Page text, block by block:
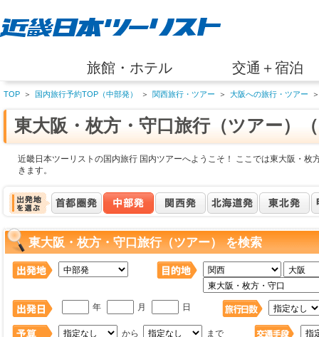
旅館・ホテル 交通＋宿泊
TOP ＞ 国内旅行予約TOP（中部発） ＞ 関西旅行・ツアー ＞ 大阪への旅行・ツアー ＞
東大阪・枚方・守口旅行（ツアー）
近畿日本ツーリストの国内旅行 国内ツアーへようこそ！ ここでは東大阪・枚
きます。
東大阪・枚方・守口旅行（ツアー） を検索
年 月 日
から まで